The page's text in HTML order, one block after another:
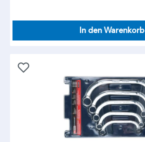
In den Warenkorb